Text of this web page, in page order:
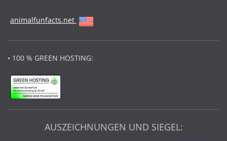
animalfunfacts.net
• 100 % GREEN HOSTING:
AUSZEICHNUNGEN UND SIEGEL: